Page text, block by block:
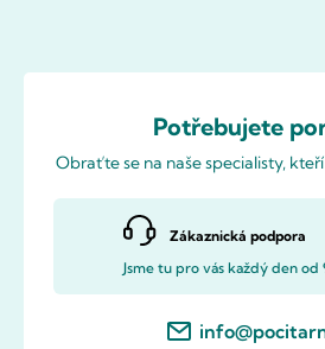
Potřebujete
Obraťte se na naše specialisty,
Zákaznická podpora
Jsme tu pro vás každý den od